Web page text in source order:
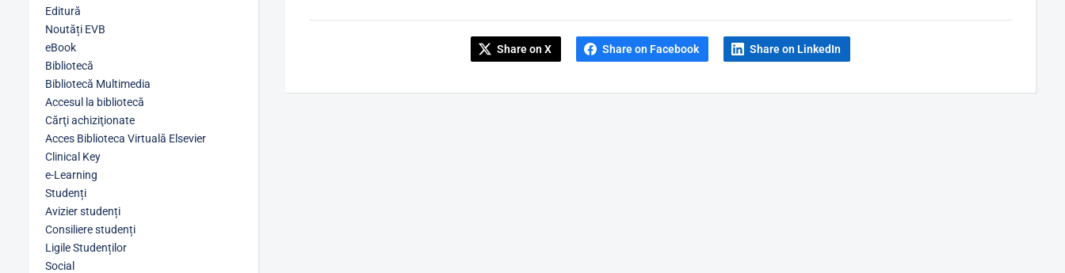
Editură
Noutăți EVB
eBook
Bibliotecă
Bibliotecă Multimedia
Accesul la bibliotecă
Cărţi achiziţionate
Acces Biblioteca Virtuală Elsevier
Clinical Key
e-Learning
Studenți
Avizier studenți
Consiliere studenți
Ligile Studenților
Social
Share on X Share on Facebook Share on LinkedIn